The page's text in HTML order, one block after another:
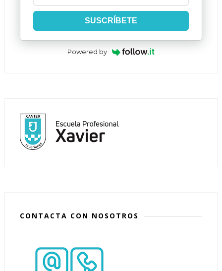
SUSCRÍBETE
Powered by
CONTACTA CON NOSOTROS